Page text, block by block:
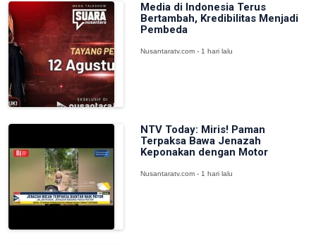
Media di Indonesia Terus
Bertambah, Kredibilitas Menjadi
Pembeda
Nusantaratv.com - 1 hari lalu
NTV Today: Miris! Paman
Terpaksa Bawa Jenazah
Keponakan dengan Motor
Nusantaratv.com - 1 hari lalu